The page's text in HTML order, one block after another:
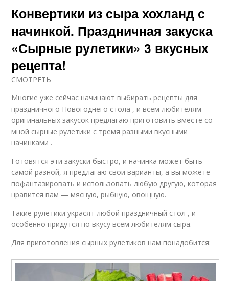
Конвертики из сыра хохланд с
начинкой. Праздничная закуска
«Сырные рулетики» 3 вкусных
рецепта!
СМОТРЕТЬ
Многие уже сейчас начинают выбирать рецепты для
праздничного Новогоднего стола , и всем любителям
оригинальных закусок предлагаю приготовить вместе со
мной сырные рулетики с тремя разными вкусными
начинками .
Готовятся эти закуски быстро, и начинка может быть
самой разной, я предлагаю свои варианты, а вы можете
пофантазировать и использовать любую другую, которая
нравится вам — мясную, рыбную, овощную.
Такие рулетики украсят любой праздничный стол , и
особенно придутся по вкусу всем любителям сыра.
Для приготовления сырных рулетиков нам понадобится: